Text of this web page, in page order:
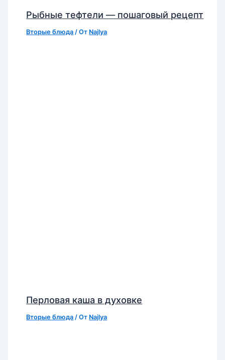
Рыбные тефтели — пошаговый рецепт
Вторые блюда / От Najlya
Перловая каша в духовке
Вторые блюда / От Najlya